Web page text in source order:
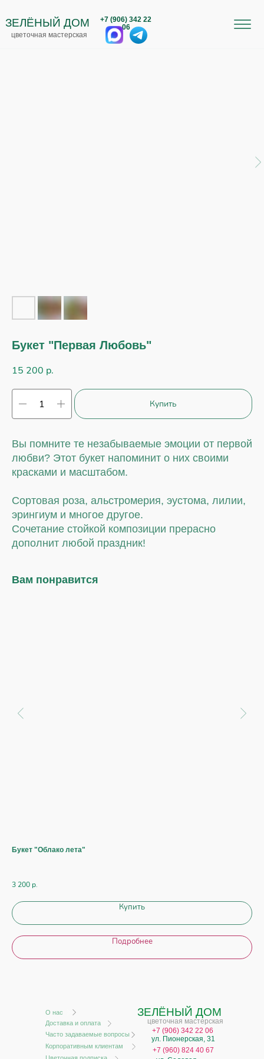
+7 (906) 342 22
06
ЗЕЛЁНЫЙ ДОМ
цветочная мастерская
Букет "Первая Любовь"
15 200 р.
Купить
Вы помните те незабываемые эмоции от первой
любви? Этот букет напоминит о них своими
красками и масштабом.
Сортовая роза, альстромерия, эустома, лилии,
эрингиум и многое другое.
Сочетание стойкой композиции прерасно
дополнит любой праздник!
Вам понравится
Букет "Облако лета"
3 200 р.
Купить
Подробнее
+7 (906) 342 22 06
+7 (960) 824 40 67
ул. Пионерская, 31
О нас
Доставка и оплата
Часто задаваемые вопросы
Корпоративным клиентам
Цветочная подписка
ЗЕЛЁНЫЙ ДОМ
цветочная мастерская